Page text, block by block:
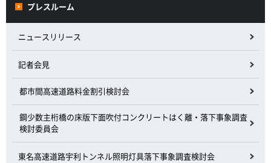
プレスルーム
ニュースリリース
記者会見
都市間高速道路料金割引検討会
鋼少数主桁橋の床版下面吹付コンクリートはく離・落下事象調査
検討委員会
東名高速道路宇利トンネル照明灯具落下事象調査検討会